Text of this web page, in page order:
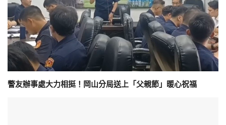
警友辦事處大力相挺！岡山分局送上「父親節」暖心祝福